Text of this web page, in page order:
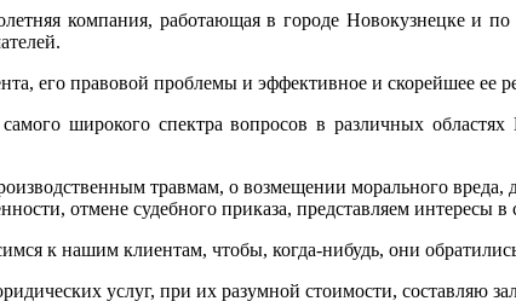
компания, работающая в городе Новокузнецке и
его правовой проблемы и эффективное и скорейшее ее
широкого спектра вопросов в различных
травмам, о возмещении морального вреда,
отмене судебного приказа, представляем интересы в
к нашим клиентам, чтобы, когда-нибудь, они
услуг, при их разумной стоимости, составляю